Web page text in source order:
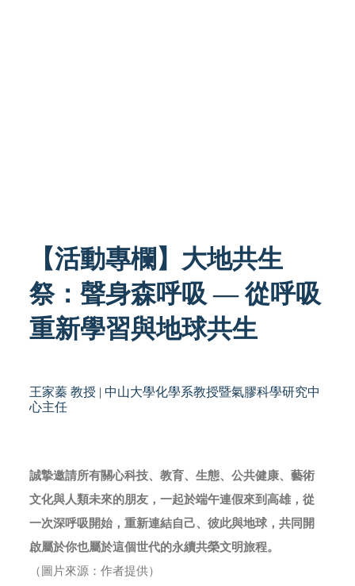
【活動專欄】大地共生
祭：聲身森呼吸 — 從呼吸
重新學習與地球共生
王家蓁 教授 | 中山大學化學系教授暨氣膠科學研究中
心主任
誠摯邀請所有關心科技、教育、生態、公共健康、藝術
文化與人類未來的朋友，一起於端午連假來到高雄，從
一次深呼吸開始，重新連結自己、彼此與地球，共同開
啟屬於你也屬於這個世代的永續共榮文明旅程。
（圖片來源：作者提供）